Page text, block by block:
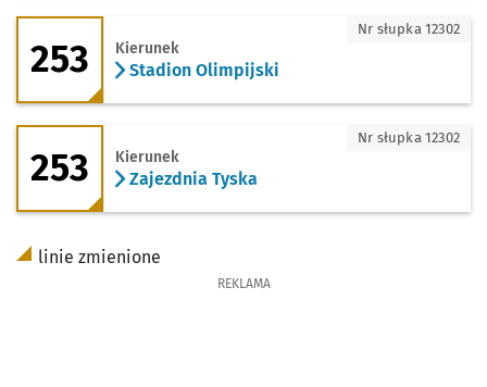
253 - kierunek Stadion Olimpijski
253 Kierunek
Stadion Olimpijski
Nr słupka 12302
253 - kierunek Zajezdnia Tyska
253 Kierunek
Zajezdnia Tyska
Nr słupka 12302
linie zmienione
REKLAMA